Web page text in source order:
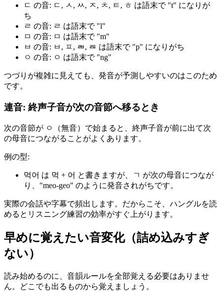
ㄷ の音: ㄷ, ㅅ, ㅆ, ㅈ, ㅊ, ㅌ, ㅎ は語末で "t" になりが
ち
ㄹ の音: ㄹ は語末で "l"
ㅁ の音: ㅁ は語末で "m"
ㅂ の音: ㅂ, ㅍ, ㄼ, ㄿ は語末で "p" になりがち
ㅇ の音: ㅇ は語末で "ng"
つづりが複雑に見えても、発音が予測しやすいのはこのため
です。
連音: 終声子音が次の音節へ移るとき
次の音節が ㅇ（無音）で始まると、終声子音が前に出て次
の母音につながることがよくあります。
例の型:
먹어 は 먹 + 어 と書きますが、ㄱ が次の母音につなが
り、"meo-geo" のように発音されがちです。
実際の会話や字幕で頻出します。だからこそ、ハングルを読
めるとリスニング練習の効率がすぐ上がります。
早めに覚えたい音変化（詰め込みすぎ
ない）
読み始めるのに、音韻ルールを全部覚える必要はありませ
ん。どこでも出るものから覚えましょう。